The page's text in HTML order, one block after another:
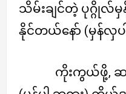
သိမ်းချင်တဲ့ ပုဂ္ဂို
နိုင်တယ်နော် (မှန်လှပ
ကိုးကွယ်ဖို့,